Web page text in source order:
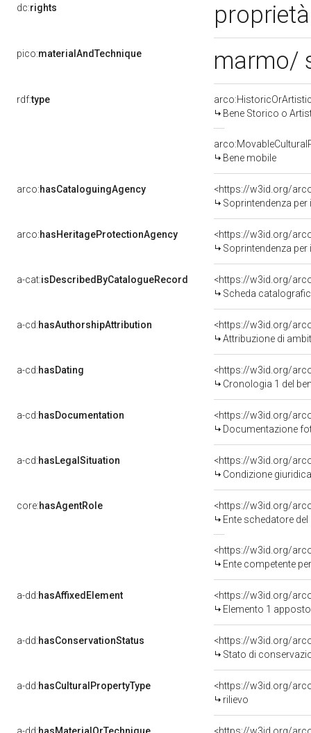
dc:rights
pico:materialAndTechnique marmo/
rdf:type
Bene Storico o
Bene mobile
arco:hasCataloguingAgency
<https://w3id.org/
Soprintendenza
arco:hasHeritageProtectionAgency
<https://w3id.org/
Soprintendenza per i
a-cat:isDescribedByCatalogueRecord
<https://w3id.org/
Scheda
a-cd:hasAuthorshipAttribution
<https://w3id.org/
Attribuzione di
a-cd:hasDating
<https://w3id.org/
Cronologia 1 del
a-cd:hasDocumentation
Documentazione
a-cd:hasLegalSituation
Condizione
core:hasAgentRole
<https://w3id.org/
Ente schedatore
<https://w3id.org/
Ente competente per tutela del
a-dd:hasAffixedElement
<https://w3id.org/
Elemento 1
a-dd:hasConservationStatus
<https://w3id.org/
Stato di
a-dd:hasCulturalPropertyType
<https://w3id.org/
rilievo